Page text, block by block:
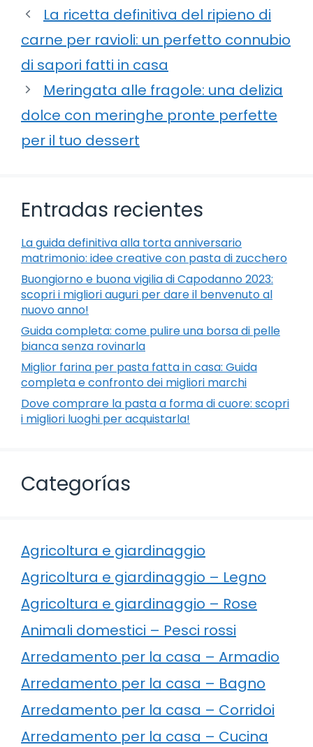
La ricetta definitiva del ripieno di
carne per ravioli: un perfetto connubio
di sapori fatti in casa
Meringata alle fragole: una delizia
dolce con meringhe pronte perfette
per il tuo dessert
Entradas recientes
La guida definitiva alla torta anniversario
matrimonio: idee creative con pasta di zucchero
Buongiorno e buona vigilia di Capodanno 2023:
scopri i migliori auguri per dare il benvenuto al
nuovo anno!
Guida completa: come pulire una borsa di pelle
bianca senza rovinarla
Miglior farina per pasta fatta in casa: Guida
completa e confronto dei migliori marchi
Dove comprare la pasta a forma di cuore: scopri
i migliori luoghi per acquistarla!
Categorías
Agricoltura e giardinaggio
Agricoltura e giardinaggio – Legno
Agricoltura e giardinaggio – Rose
Animali domestici – Pesci rossi
Arredamento per la casa – Armadio
Arredamento per la casa – Bagno
Arredamento per la casa – Corridoi
Arredamento per la casa – Cucina